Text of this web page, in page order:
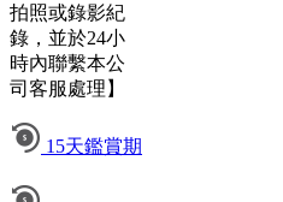
拍照或錄影紀
錄，並於24小
時內聯繫本公
司客服處理】
15天鑑賞期